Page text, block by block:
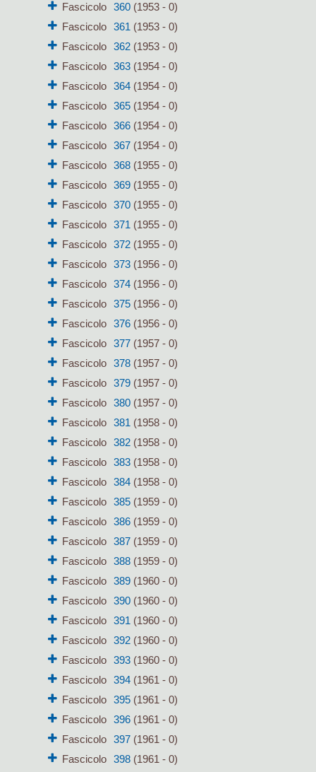
Fascicolo
360(1953 - 0)
Fascicolo
361 (1953 - 0)
Fascicolo
362(1953 - 0)
Fascicolo
363(1954 - 0)
Fascicolo
364(1954 - 0)
Fascicolo
365(1954 - 0)
Fascicolo
366(1954 - 0)
Fascicolo
367(1954 - 0)
Fascicolo
368(1955 - 0)
Fascicolo
369(1955 - 0)
Fascicolo
370(1955 - 0)
Fascicolo
371 (1955 - 0)
Fascicolo
372(1955 - 0)
Fascicolo
373(1956 - 0)
Fascicolo
374(1956 - 0)
Fascicolo
375(1956 - 0)
Fascicolo
376(1956 - 0)
Fascicolo
377(1957 - 0)
Fascicolo
378(1957 - 0)
Fascicolo
379(1957 - 0)
Fascicolo
380(1957 - 0)
Fascicolo
381 (1958 - 0)
Fascicolo
382(1958 - 0)
Fascicolo
383(1958 - 0)
Fascicolo
384(1958 - 0)
Fascicolo
385(1959 - 0)
Fascicolo
386(1959 - 0)
Fascicolo
387(1959 - 0)
Fascicolo
388(1959 - 0)
Fascicolo
389(1960 - 0)
Fascicolo
390(1960 - 0)
Fascicolo
391 (1960 - 0)
Fascicolo
392(1960 - 0)
Fascicolo
393(1960 - 0)
Fascicolo
394(1961 - 0)
Fascicolo
395(1961 - 0)
Fascicolo
396(1961 - 0)
Fascicolo
397(1961 - 0)
Fascicolo
398(1961 - 0)